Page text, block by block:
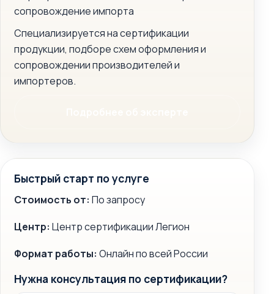
сопровождение импорта
Специализируется на сертификации
продукции, подборе схем оформления и
сопровождении производителей и
импортеров.
Быстрый старт по услуге
Стоимость от: По запросу
Центр: Центр сертификации Легион
Формат работы: Онлайн по всей России
Нужна консультация по сертификации?